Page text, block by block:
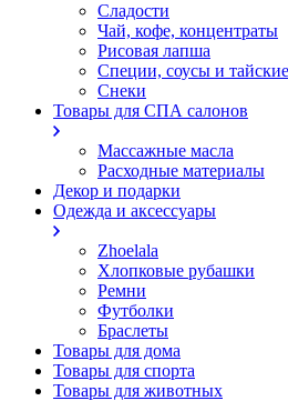
Сладости
Чай, кофе, концентраты
Рисовая лапша
Специи, соусы и
Снеки
Товары для СПА салонов
Массажные масла
Расходные материалы
Декор и подарки
Одежда и аксессуары
Zhoelala
Хлопковые рубашки
Ремни
Футболки
Браслеты
Товары для дома
Товары для спорта
Товары для животных